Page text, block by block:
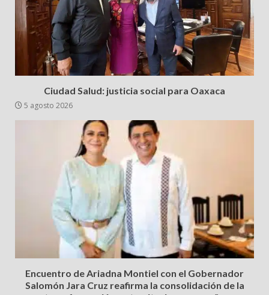
Ciudad Salud: justicia social para Oaxaca
5 agosto 2026
Encuentro de Ariadna Montiel con el Gobernador
Salomón Jara Cruz reafirma la consolidación de la